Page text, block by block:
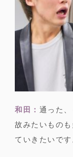
和田： 通った
故みたいもの
ていきたいです